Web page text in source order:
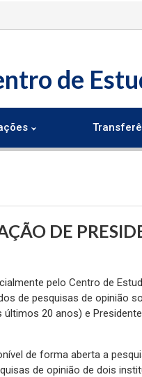
de
DE
pelo Centro de
de pesquisas de opinião
20 anos) e
de forma aberta a
de opinião de dois